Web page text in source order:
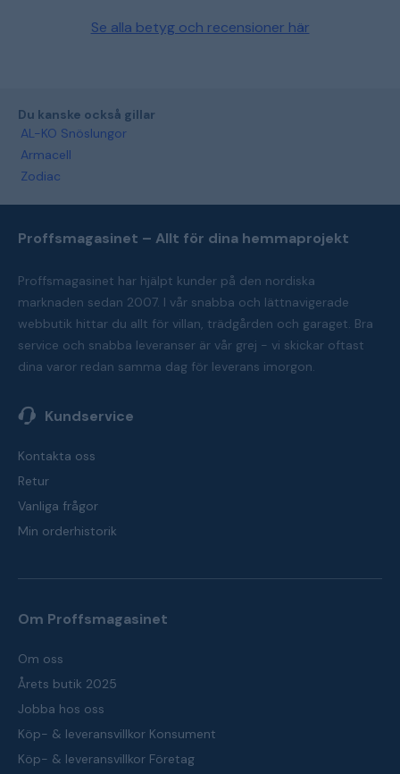
Se alla betyg och recensioner här
Du kanske också gillar
AL-KO Snöslungor
Armacell
Zodiac
Proffsmagasinet – Allt för dina hemmaprojekt
Proffsmagasinet har hjälpt kunder på den nordiska
marknaden sedan 2007. I vår snabba och lättnavigerade
webbutik hittar du allt för villan, trädgården och garaget. Bra
service och snabba leveranser är vår grej - vi skickar oftast
dina varor redan samma dag för leverans imorgon.
Kundservice
Kontakta oss
Retur
Vanliga frågor
Min orderhistorik
Om Proffsmagasinet
Om oss
Årets butik 2025
Jobba hos oss
Köp- & leveransvillkor Konsument
Köp- & leveransvillkor Företag